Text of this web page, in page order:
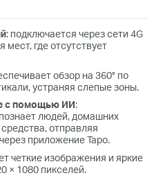
: подключается через сети 4G
мест, где отсутствует
обзор на 360° по
устраняя слепые зоны.
с помощью ИИ:
людей, домашних
отправляя
приложение Tapo.
четкие изображения и яркие
× 1080 пикселей.